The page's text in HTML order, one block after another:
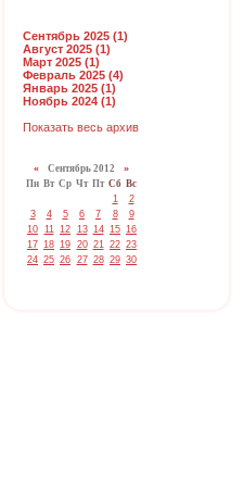
Сентябрь 2025 (1)
Август 2025 (1)
Март 2025 (1)
Февраль 2025 (4)
Январь 2025 (1)
Ноябрь 2024 (1)
Показать весь архив
« Сентябрь 2012 »
Пн Вт Ср Чт Пт Сб Вс
1
2
3
4 5 6 7 8
9
10 11 12 13 14 15 16
17 18 19 20 21 22 23
24 25 26 27 28 29 30